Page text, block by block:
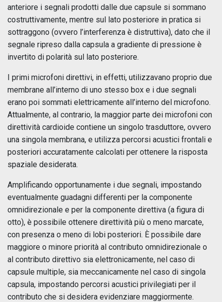
anteriore i segnali prodotti dalle due capsule si sommano
costruttivamente, mentre sul lato posteriore in pratica si
sottraggono (ovvero l’interferenza è distruttiva), dato che il
segnale ripreso dalla capsula a gradiente di pressione è
invertito di polarità sul lato posteriore.
I primi microfoni direttivi, in effetti, utilizzavano proprio due
membrane all’interno di uno stesso box e i due segnali
erano poi sommati elettricamente all’interno del microfono.
Attualmente, al contrario, la maggior parte dei microfoni con
direttività cardioide contiene un singolo trasduttore, ovvero
una singola membrana, e utilizza percorsi acustici frontali e
posteriori accuratamente calcolati per ottenere la risposta
spaziale desiderata.
Amplificando opportunamente i due segnali, impostando
eventualmente guadagni differenti per la componente
omnidirezionale e per la componente direttiva (a figura di
otto), è possibile ottenere direttività più o meno marcate,
con presenza o meno di lobi posteriori. È possibile dare
maggiore o minore priorità al contributo omnidirezionale o
al contributo direttivo sia elettronicamente, nel caso di
capsule multiple, sia meccanicamente nel caso di singola
capsula, impostando percorsi acustici privilegiati per il
contributo che si desidera evidenziare maggiormente.